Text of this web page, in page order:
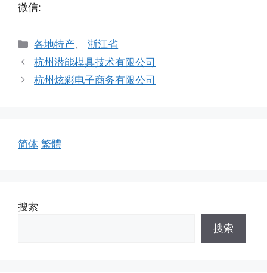
微信:
分
类
各地特产、浙江省
杭州潜能模具技术有限公司
杭州炫彩电子商务有限公司
简体 繁體
搜索
搜索